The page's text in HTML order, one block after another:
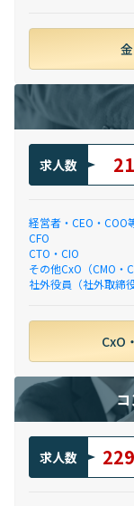
求人数 21
経営者・CEO・COO
CFO
CTO・CIO
その他CxO（CMO・
社外役員（社外取締
CxO
コ
求人数